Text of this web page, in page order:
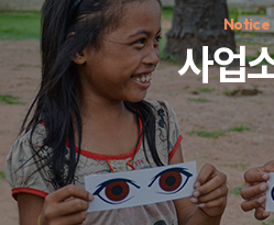
인기 키워드
#정기후원#하트플레이스#캠
Notice
사업